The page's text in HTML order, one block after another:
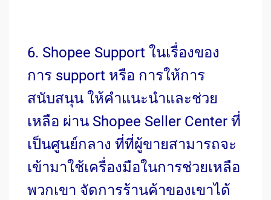
6. Shopee Support ในเรื่องของ
การ support หรือ การให้การ
สนับสนุน ให้คำแนะนำและช่วย
เหลือ ผ่าน Shopee Seller Center ที่
เป็นศูนย์กลาง ที่ที่ผู้ขายสามารถจะ
เข้ามาใช้เครื่องมือในการช่วยเหลือ
พวกเขา จัดการร้านค้าของเขาได้